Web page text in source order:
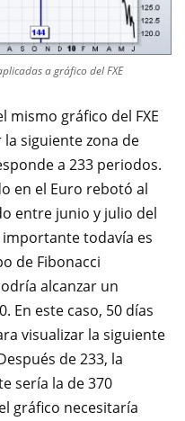
a gráfico del FXE
mismo gráfico del FXE
siguiente zona de
a 233 periodos.
en el Euro rebotó al
entre junio y julio del
todavía es
de Fibonacci
alcanzar un
En este caso, 50 días
visualizar la siguiente
de 233, la
sería la de 370
gráfico necesitaría